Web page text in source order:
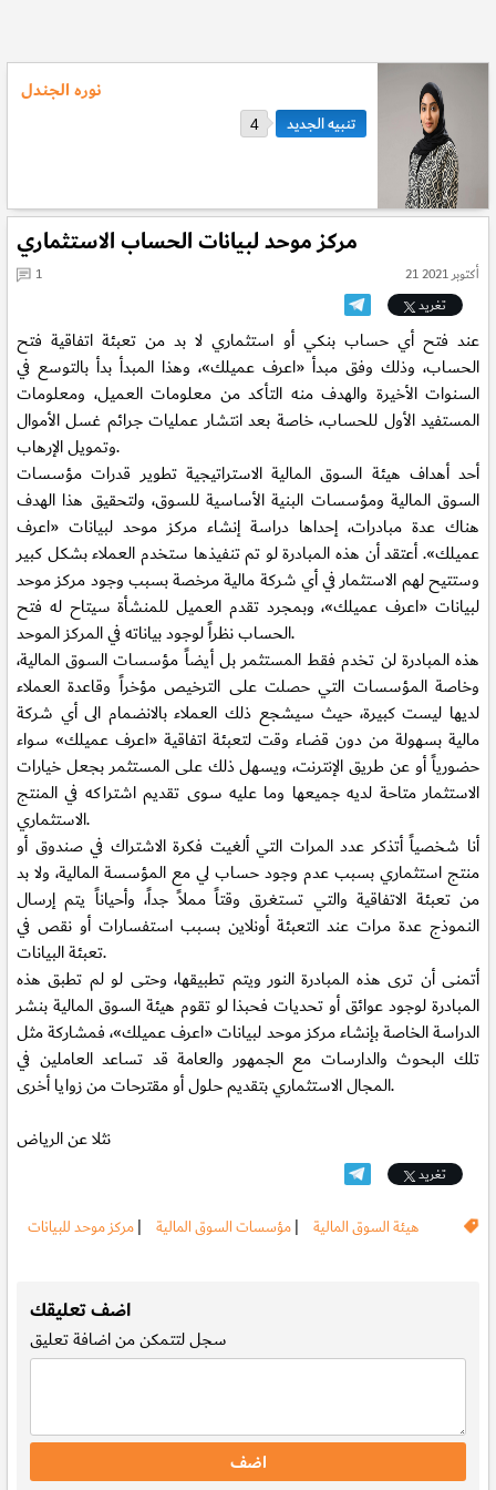
نوره الجـندل
4
مركز موحد لبيانات الحساب الاستثماري
21 أكتوبر 2021
1
تغريد
عند فتح أي حساب بنكي أو استثماري لا بد من تعبئة اتفاقية فتح
الحساب، وذلك وفق مبدأ «اعرف عميلك»، وهذا المبدأ بدأ بالتوسع في
السنوات الأخيرة والهدف منه التأكد من معلومات العميل، ومعلومات
المستفيد الأول للحساب، خاصة بعد انتشار عمليات جرائم غسل الأموال
وتمويل الإرهاب.
أحد أهداف هيئة السوق المالية الاستراتيجية تطوير قدرات مؤسسات
السوق المالية ومؤسسات البنية الأساسية للسوق، ولتحقيق هذا الهدف
هناك عدة مبادرات، إحداها دراسة إنشاء مركز موحد لبيانات «اعرف
عميلك». أعتقد أن هذه المبادرة لو تم تنفيذها ستخدم العملاء بشكل كبير
وستتيح لهم الاستثمار في أي شركة مالية مرخصة بسبب وجود مركز موحد
لبيانات «اعرف عميلك»، وبمجرد تقدم العميل للمنشأة سيتاح له فتح
الحساب نظراً لوجود بياناته في المركز الموحد.
هذه المبادرة لن تخدم فقط المستثمر بل أيضاً مؤسسات السوق المالية،
وخاصة المؤسسات التي حصلت على الترخيص مؤخراً وقاعدة العملاء
لديها ليست كبيرة، حيث سيشجع ذلك العملاء بالانضمام الى أي شركة
مالية بسهولة من دون قضاء وقت لتعبئة اتفاقية «اعرف عميلك» سواء
حضورياً أو عن طريق الإنترنت، ويسهل ذلك على المستثمر بجعل خيارات
الاستثمار متاحة لديه جميعها وما عليه سوى تقديم اشتراكه في المنتج
الاستثماري.
أنا شخصياً أتذكر عدد المرات التي ألغيت فكرة الاشتراك في صندوق أو
منتج استثماري بسبب عدم وجود حساب لي مع المؤسسة المالية، ولا بد
من تعبئة الاتفاقية والتي تستغرق وقتاً مملاً جداً، وأحياناً يتم إرسال
النموذج عدة مرات عند التعبئة أونلاين بسبب استفسارات أو نقص في
تعبئة البيانات.
أتمنى أن ترى هذه المبادرة النور ويتم تطبيقها، وحتى لو لم تطبق هذه
المبادرة لوجود عوائق أو تحديات فحبذا لو تقوم هيئة السوق المالية بنشر
الدراسة الخاصة بإنشاء مركز موحد لبيانات «اعرف عميلك»، فمشاركة مثل
تلك البحوث والدارسات مع الجمهور والعامة قد تساعد العاملين في
المجال الاستثماري بتقديم حلول أو مقترحات من زوايا أخرى.
نثلا عن الرياض
تغريد
هيئة السوق المالية |مؤسسات السوق المالية |مركز موحد للبيانات
اضف تعليقك
سجللتتمكن من اضافة تعليق